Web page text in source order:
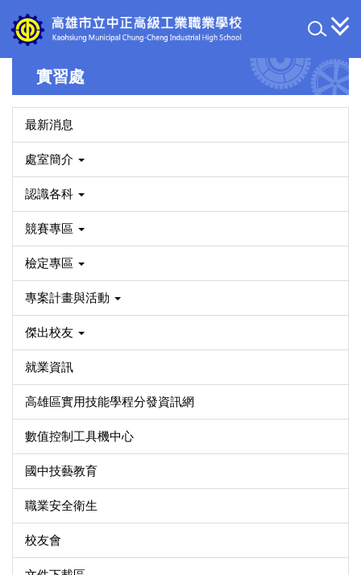
到
主
實習處
最新消息
處室簡介
認識各科
競賽專區
檢定專區
專案計畫與活動
傑出校友
就業資訊
高雄區實用技能學程分發資訊網
數值控制工具機中心
國中技藝教育
職業安全衛生
校友會